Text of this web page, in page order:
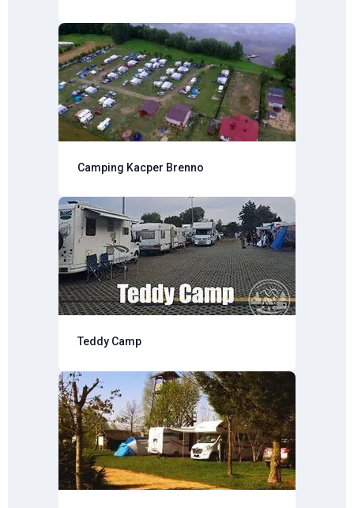
Camping Kacper Brenno
Teddy Camp